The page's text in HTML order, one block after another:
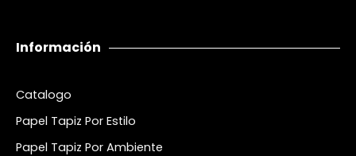
Información
Catalogo
Papel Tapiz Por Estilo
Papel Tapiz Por Ambiente